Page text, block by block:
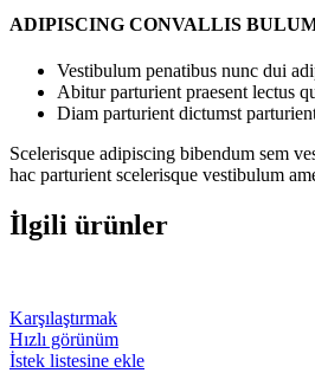
ADIPISCING CONVALLIS
Vestibulum penatibus nunc dui
Abitur parturient praesent lectus
Diam parturient dictumst
Scelerisque adipiscing bibendum sem
hac parturient scelerisque vestibulum
İlgili ürünler
Karşılaştırmak
Hızlı görünüm
İstek listesine ekle